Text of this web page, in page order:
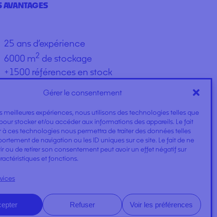
Gérer le consentement
meilleures expériences, nous utilisons des technologies telles que
stocker et/ou accéder aux informations des appareils. Le fait
à ces technologies nous permettra de traiter des données telles
de navigation ou les ID uniques sur ce site. Le fait de ne
ou de retirer son consentement peut avoir un effet négatif sur
et fonctions.
Refuser Voir les préférences
AVANTAGES
25 ans d’expérience
6000 m2 de stockage
+1500 références en stock